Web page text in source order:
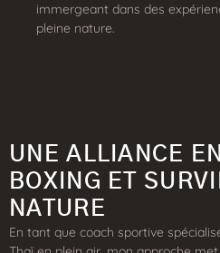
immergeant dans des
pleine nature.
UNE ALLIANCE
BOXING ET
NATURE
En tant que coach sportive